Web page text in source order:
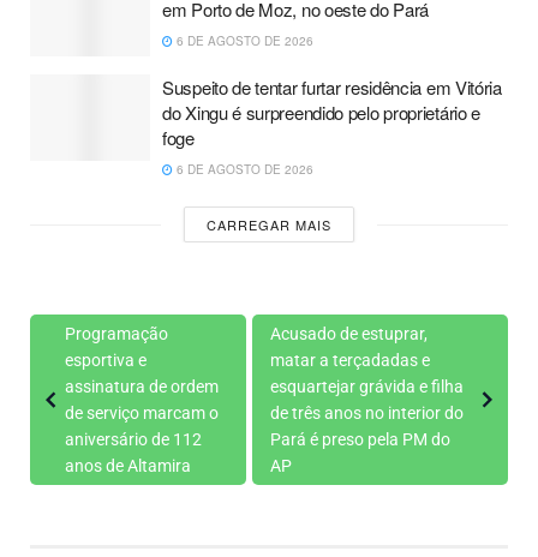
em Porto de Moz, no oeste do Pará
6 DE AGOSTO DE 2026
Suspeito de tentar furtar residência em Vitória
do Xingu é surpreendido pelo proprietário e
foge
6 DE AGOSTO DE 2026
CARREGAR MAIS
Programação
esportiva e
assinatura de ordem
de serviço marcam o
aniversário de 112
anos de Altamira
Acusado de estuprar,
matar a terçadadas e
esquartejar grávida e filha
de três anos no interior do
Pará é preso pela PM do
AP